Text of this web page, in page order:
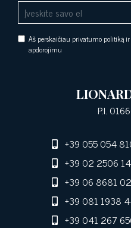
Aš perskaičiau privatumo politiką
apdorojimu
P.I.
+39 055 054
+39 02 2506
+39 06 8681
+39 081 1938
+39 041 267